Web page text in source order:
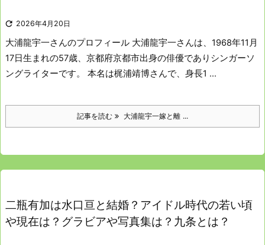
 2026年4月20日
大浦龍宇一さんのプロフィール 大浦龍宇一さんは、1968年11月
17日生まれの57歳、京都府京都市出身の俳優でありシンガーソ
ングライターです。
本名は梶浦靖博さんで、身長1 ...
記事を読む 大浦龍宇一嫁と離 ...
二瓶有加は水口亘と結婚？アイドル時代の若い頃
や現在は？グラビアや写真集は？九条とは？